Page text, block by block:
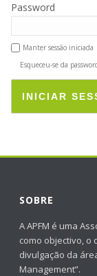
Password
Manter sessão iniciada
Esqueceu-se da
INICIAR
SOBRE
A APFM é uma
como objectivo, o
divulgação da
Management”.